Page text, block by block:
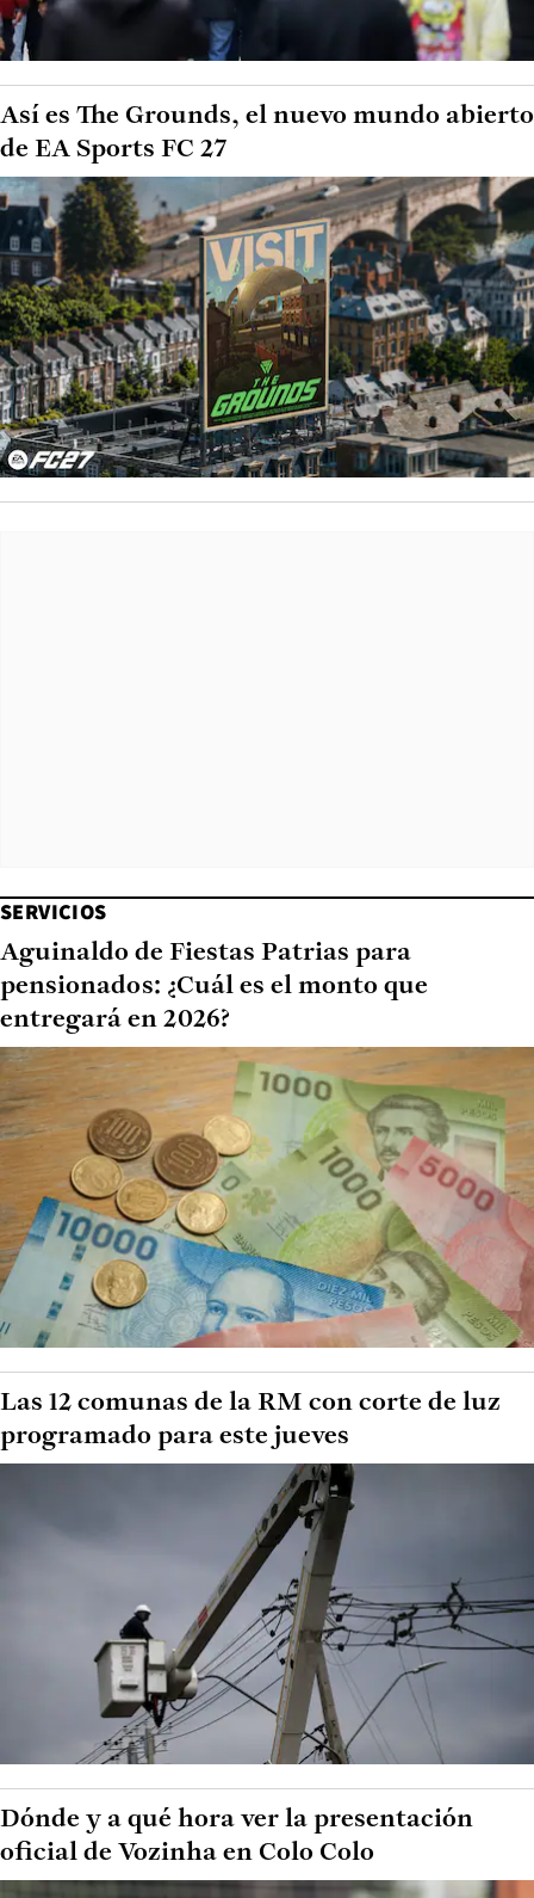
Así es The Grounds, el nuevo mundo abierto
de EA Sports FC 27
SERVICIOS
Aguinaldo de Fiestas Patrias para
pensionados: ¿Cuál es el monto que
entregará en 2026?
Las 12 comunas de la RM con corte de luz
programado para este jueves
Dónde y a qué hora ver la presentación
oficial de Vozinha en Colo Colo